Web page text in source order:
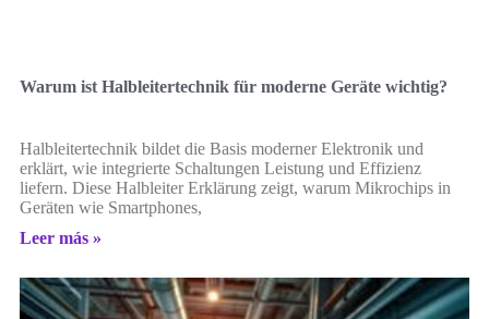
Warum ist Halbleitertechnik für moderne Geräte wichtig?
Halbleitertechnik bildet die Basis moderner Elektronik und
erklärt, wie integrierte Schaltungen Leistung und Effizienz
liefern. Diese Halbleiter Erklärung zeigt, warum Mikrochips in
Geräten wie Smartphones,
Leer más »